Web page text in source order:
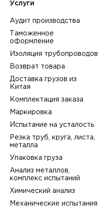
Услуги
Аудит производства
Таможенное
оформление
Изоляция трубопроводов
Возврат товара
Доставка грузов из
Китая
Комплектация заказа
Маркировка
Испытание на усталость
Резка труб, круга, листа,
металла
Упаковка груза
Анализ металлов,
комплекс испытаний
Химический анализ
Механические испытания